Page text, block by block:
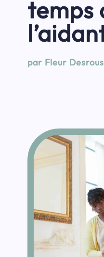
temps
par Fleur